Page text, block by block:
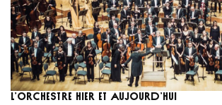
L’orchestre hier et aujourd’hui